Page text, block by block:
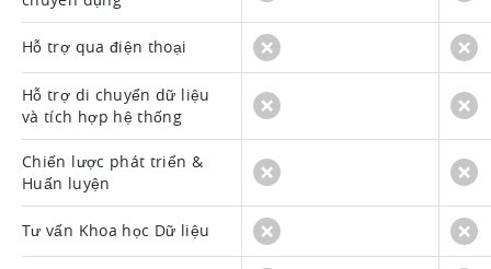
Hỗ trợ qua điện thoại
Hỗ trợ di chuyển dữ liệu
và tích hợp hệ thống
Chiến lược phát triển &
Huấn luyện
Tư vấn Khoa học Dữ liệu